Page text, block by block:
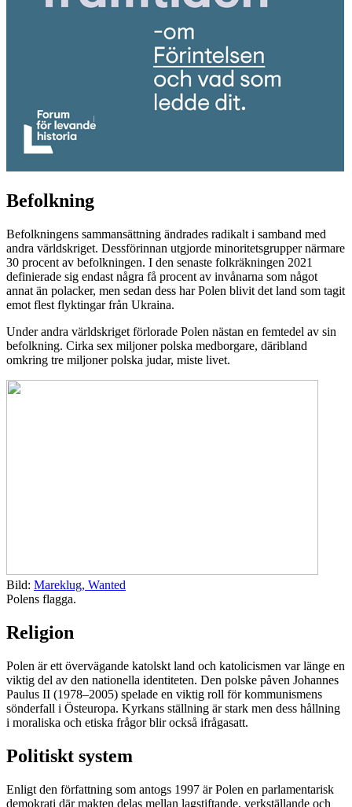
Befolkning
Befolkningens sammansättning ändrades radikalt i samband med
andra världskriget. Dessförinnan utgjorde minoritetsgrupper närmare
30 procent av befolkningen. I den senaste folkräkningen 2021
definierade sig endast några få procent av invånarna som något
annat än polacker, men sedan dess har Polen blivit det land som tagit
emot flest flyktingar från Ukraina.
Under andra världskriget förlorade Polen nästan en femtedel av sin
befolkning. Cirka sex miljoner polska medborgare, däribland
omkring tre miljoner polska judar, miste livet.
Bild: Mareklug, Wanted
Polens flagga.
Religion
Polen är ett övervägande katolskt land och katolicismen var länge en
viktig del av den nationella identiteten. Den polske påven Johannes
Paulus II (1978–2005) spelade en viktig roll för kommunismens
sönderfall i Östeuropa. Kyrkans ställning är stark men dess hållning
i moraliska och etiska frågor blir också ifrågasatt.
Politiskt system
Enligt den författning som antogs 1997 är Polen en parlamentarisk
demokrati där makten delas mellan lagstiftande, verkställande och